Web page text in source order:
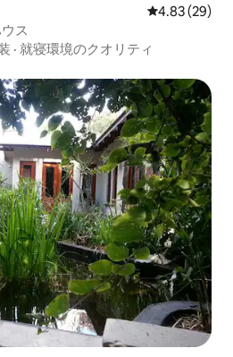
レビュー29
4.83 (29)
ス
· 就寝環境のクオリティ